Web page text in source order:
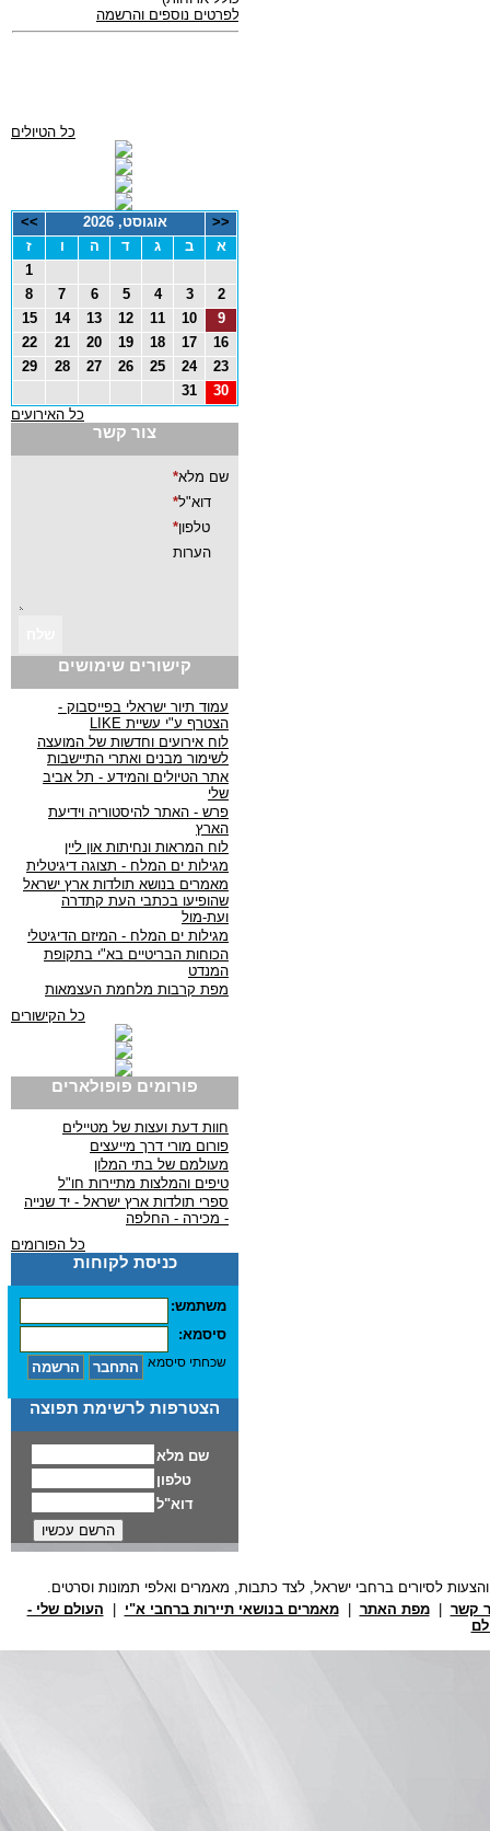
כל הטיולים
<< אוגוסט, 2026
>>
א
ב ג ד ה ו
ז
1
2
3
4
5
6
7
8
9
10
11
12
13
14
15
16
17
18
19
20
21
22
23
24
25
26
27
28
29
30
31
כל האירועים
צור קשר
קישורים שימושים
עמוד תיור ישראלי בפייסבוק -
הצטרף ע"י עשיית LIKE
לוח אירועים וחדשות של המועצה
לשימור מבנים ואתרי התיישבות
אתר הטיולים והמידע - תל אביב
שלי
פרש - האתר להיסטוריה וידיעת
הארץ
לוח המראות ונחיתות און ליין
מגילות ים המלח - תצוגה דיגיטלית
מאמרים בנושא תולדות ארץ ישראל
שהופיעו בכתבי העת קתדרה
ועת-מול
מגילות ים המלח - המיזם הדיגיטלי
הכוחות הבריטיים בא"י בתקופת
המנדט
מפת קרבות מלחמת העצמאות
כל הקישורים
פורומים פופולארים
חוות דעת ועצות של מטיילים
פורום מורי דרך מייעצים
מעולמם של בתי המלון
טיפים והמלצות מתיירות חו"ל
ספרי תולדות ארץ ישראל - יד שנייה
- מכירה - החלפה
כל הפורומים
כניסת לקוחות
משתמש:
סיסמא:
שכחתי סיסמא
הצטרפות לרשימת תפוצה
קשר |מפת האתר |מאמרים בנושאי תיירות ברחבי א"י
העולם שלי -